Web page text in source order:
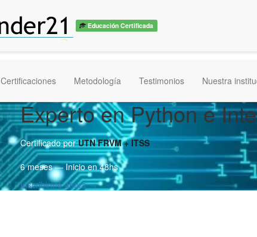
Educación Certificada
Certificaciones Metodología Testimonios Nuestra
Experto en Python e
Certificado porUTN FRVM + ITSS
6 meses — Inicio en 48hs
Inscribirme ahora →